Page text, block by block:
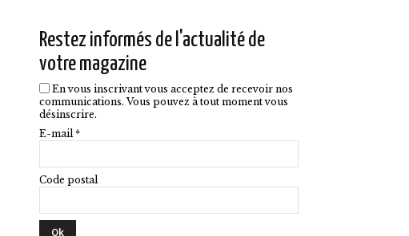
du
produit
Restez informés de l'actualité de
votre magazine
En vous inscrivant vous acceptez de recevoir nos
communications. Vous pouvez à tout moment vous
désinscrire.
E-mail *
Code postal